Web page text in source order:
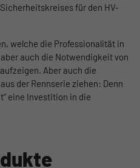
für den HV-
welche die Professionalität in
auch die Notwendigkeit von
Aber auch die
der Rennserie ziehen: Denn
eine Investition in die